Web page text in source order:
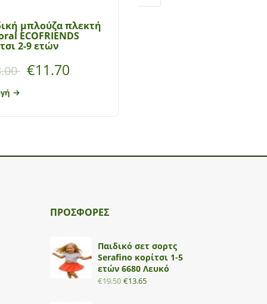
μπλούζα πλεκτή
ECOFRIENDS
2-9 ετών
€11.70
ΠΡΟΣΦΟΡΕΣ
Παιδικό σετ σορτς
Serafino κορίτσι 1-5
ετών 6680 Λευκό
€19.50 €13.65